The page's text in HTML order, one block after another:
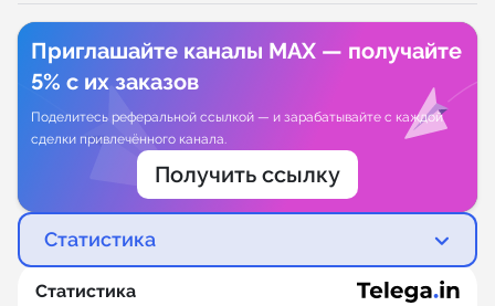
Приглашайте каналы MAX — получайте
5% с их заказов
Поделитесь реферальной ссылкой — и зарабатывайте с каждой
сделки привлечённого канала.
Получить ссылку
Статистика
Статистика